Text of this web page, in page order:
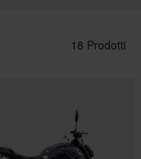
18 Prodotti